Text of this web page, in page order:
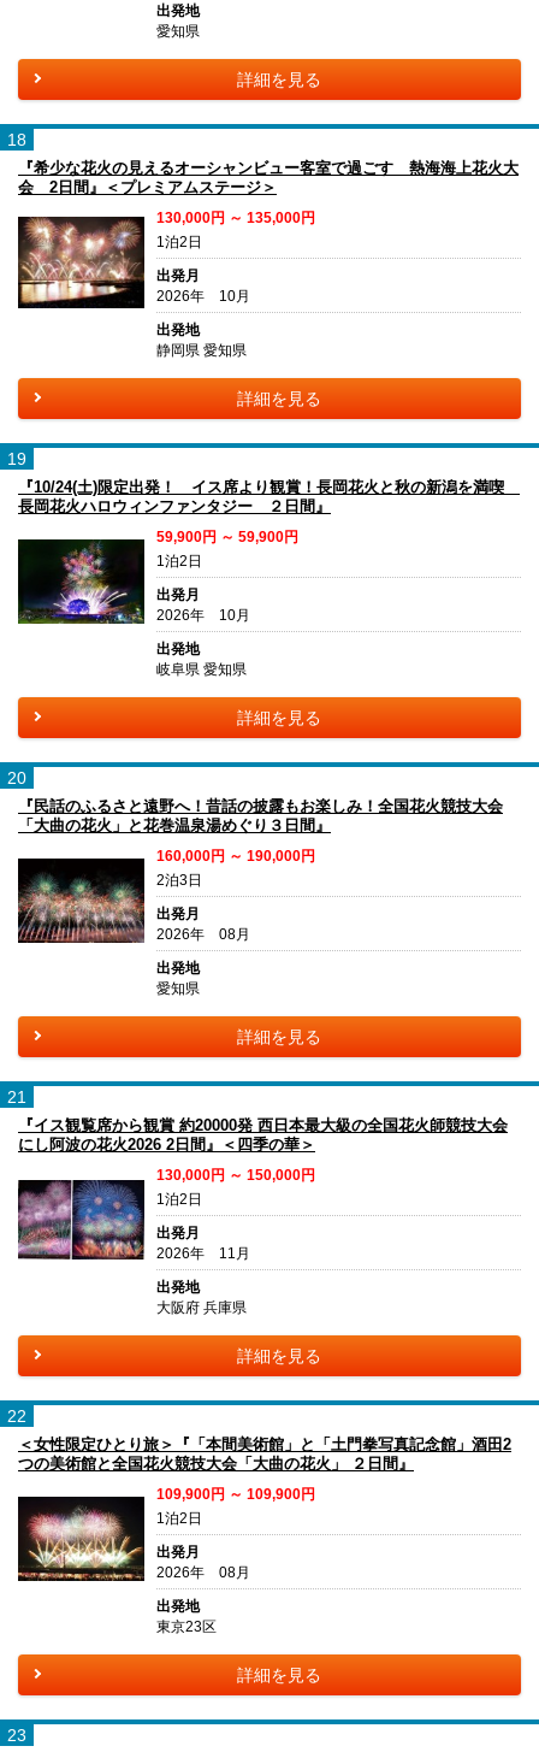
出発地
愛知県
詳細を見る
18
『希少な花火の見えるオーシャンビュー客室で過ごす 熱海海上花火大
会 2日間』＜プレミアムステージ＞
130,000円 ～ 135,000円
1泊2日
出発月
2026年 10月
出発地
静岡県 愛知県
詳細を見る
19
『10/24(土)限定出発！ イス席より観賞！長岡花火と秋の新潟を満喫
長岡花火ハロウィンファンタジー ２日間』
59,900円 ～ 59,900円
1泊2日
出発月
2026年 10月
出発地
岐阜県 愛知県
詳細を見る
20
『民話のふるさと遠野へ！昔話の披露もお楽しみ！全国花火競技大会
「大曲の花火」と花巻温泉湯めぐり３日間』
160,000円 ～ 190,000円
2泊3日
出発月
2026年 08月
出発地
愛知県
詳細を見る
21
『イス観覧席から観賞 約20000発 西日本最大級の全国花火師競技大会
にし阿波の花火2026 2日間』＜四季の華＞
130,000円 ～ 150,000円
1泊2日
出発月
2026年 11月
出発地
大阪府 兵庫県
詳細を見る
22
＜女性限定ひとり旅＞『「本間美術館」と「土門拳写真記念館」酒田2
つの美術館と全国花火競技大会「大曲の花火」 ２日間』
109,900円 ～ 109,900円
1泊2日
出発月
2026年 08月
出発地
東京23区
詳細を見る
23